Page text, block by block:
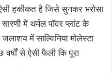
हकीकत है जिसे सुनकर भरोसा
में थर्मल पॉवर प्लांट के
में साल्विनिया मोलेस्टा
से ऐसी फैली कि पूरा